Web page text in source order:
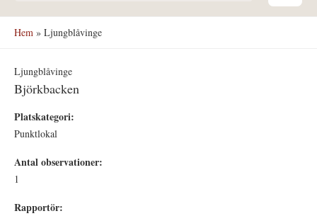
Hem » Ljungblåvinge
Ljungblåvinge
Björkbacken
Platskategori:
Punktlokal
Antal observationer:
1
Rapportör: